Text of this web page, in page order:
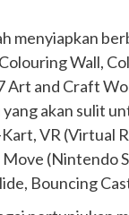
menyiapkan
Wall,
Art and Craft
akan sulit
VR (Virtual
(Nintendo
Bouncing
Ducati
terbatas
livery